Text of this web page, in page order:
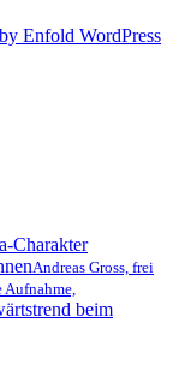
Enfold WordPress
Charakter
Andreas Gross, frei
Aufnahme,
beim